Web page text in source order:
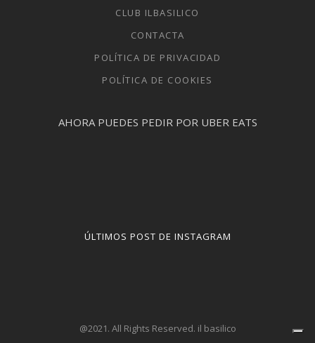
CLUB ILBASILICO
CONTACTA
POLÍTICA DE PRIVACIDAD
POLÍTICA DE COOKIES
AHORA PUEDES PEDIR POR UBER EATS
ÚLTIMOS POST DE INSTAGRAM
@2021. All Rights Reserved. il basilico